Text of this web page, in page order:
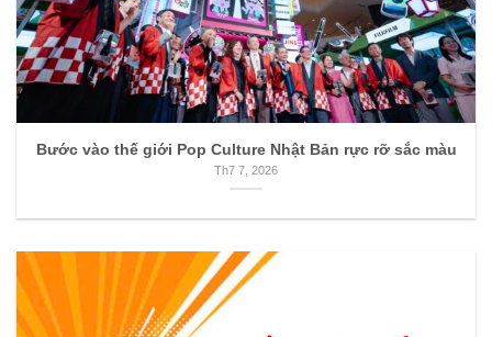
Bước vào thế giới Pop Culture Nhật Bản rực rỡ sắc màu
Th7 7, 2026